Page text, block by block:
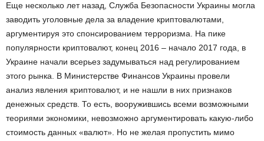
Еще несколько лет назад, Служба Безопасности Украины могла
заводить уголовные дела за владение криптовалютами,
аргументируя это спонсированием терроризма. На пике
популярности криптовалют, конец 2016 – начало 2017 года, в
Украине начали всерьез задумываться над регулированием
этого рынка. В Министерстве Финансов Украины провели
анализ явления криптовалют, и не нашли в них признаков
денежных средств. То есть, вооружившись всеми возможными
теориями экономики, невозможно аргументировать какую-либо
стоимость данных «валют». Но не желая пропустить мимо